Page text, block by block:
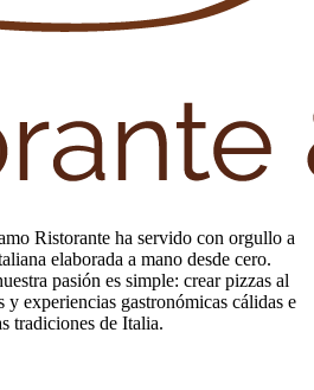
Ristorante ha servido con orgullo a
elaborada a mano desde cero.
pasión es simple: crear pizzas al
y experiencias gastronómicas cálidas e
tradiciones de Italia.